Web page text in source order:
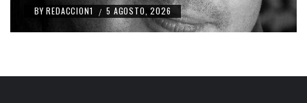
BY REDACCION1 / 4 AGOSTO, 2026